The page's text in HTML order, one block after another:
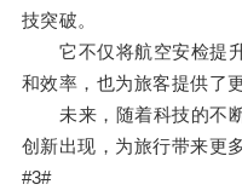
技突破。
它不仅将航空安检提升
和效率，也为旅客提供了
未来，随着科技的不断
创新出现，为旅行带来更
#3#